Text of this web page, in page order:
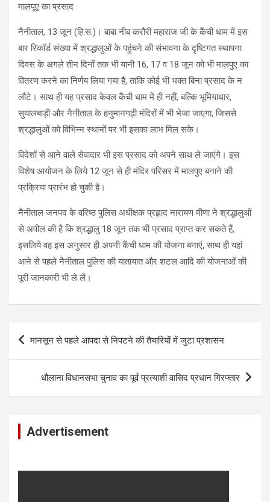
मालपूए का प्रसाद
नैनीताल, 13 जून (हि.स.)। बाबा नीब करौरी महाराज जी के कैंची धाम में इस
बार रिकॉर्ड संख्या में श्रद्धालुओं के पहुंचने की संभावना के दृष्टिगत स्थापना
दिवस के अगले तीन दिनों तक भी यानी 16, 17 व 18 जून को भी मालपुए का
वितरण करने का निर्णय लिया गया है, ताकि कोई भी भक्त बिना प्रसाद के न
लौटे। साथ ही यह प्रसाद केवल कैंची धाम में ही नहीं, बल्कि भूमियाधार,
सुयालबाड़ी और नैनीताल के हनुमानगढ़ी मंदिरों में भी भेजा जाएगा, जिससे
श्रद्धालुओं को विभिन्न स्थानों पर भी इसका लाभ मिल सके।
विदेशों से आने वाले सेवादार भी इस प्रसाद को अपने साथ ले जाएंगे। इस
विशेष आयोजन के लिये 12 जून से ही मंदिर परिसर में मालपुए बनाने की
प्रक्रिया प्रारंभ हो चुकी है।
नैनीताल जनपद के वरिष्ठ पुलिस अधीक्षक प्रह्लाद नारायण मीणा ने श्रद्धालुओं
से अपील की है कि श्रद्धालु 18 जून तक भी प्रसाद प्राप्त कर सकते हैं,
इसलिये वह इस अनुसार ही अपनी कैंची धाम की योजना बनाएं, साथ ही यहां
आने से पहले नैनीताल पुलिस की यातायात और शटल आदि की योजनाओं की
पूरी जानकारी भी ले लें।
Post
navigation
मानसून से पहले आपदा से निपटने की तैयारियाें में जुटा प्रशासन
धौलाना विधानसभा चुनाव का पूर्व प्रत्याशी वासिद प्रधान गिरफ्तार
Advertisement